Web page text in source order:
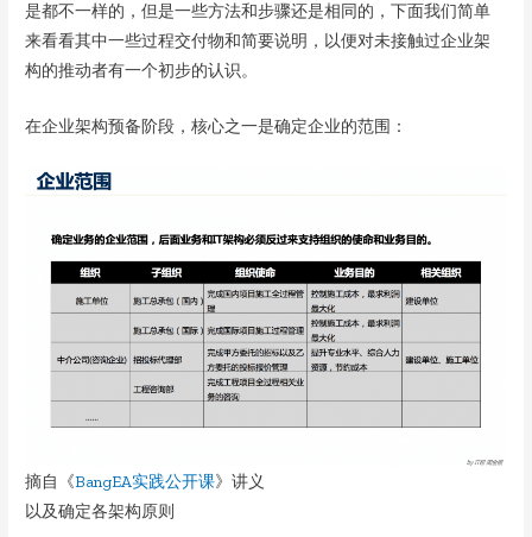
是都不一样的，但是一些方法和步骤还是相同的，下面我们简单
来看看其中一些过程交付物和简要说明，以便对未接触过企业架
构的推动者有一个初步的认识。
在企业架构预备阶段，核心之一是确定企业的范围：
摘自《BangEA实践公开课》讲义
以及确定各架构原则